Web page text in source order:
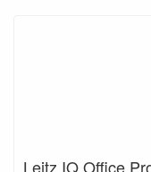
Leitz IQ Office